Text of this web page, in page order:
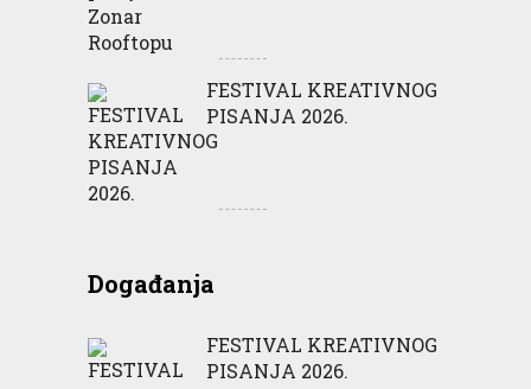
FESTIVAL KREATIVNOG
PISANJA 2026.
Događanja
FESTIVAL KREATIVNOG
PISANJA 2026.